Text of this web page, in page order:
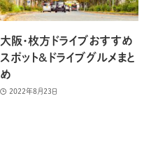
大阪・枚方ドライブおすすめ
スポット&ドライブグルメまと
め
2022年8月23日